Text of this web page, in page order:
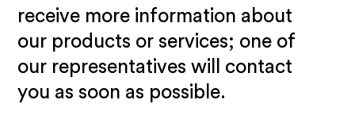
receive more information about
our products or services; one of
our representatives will contact
you as soon as possible.